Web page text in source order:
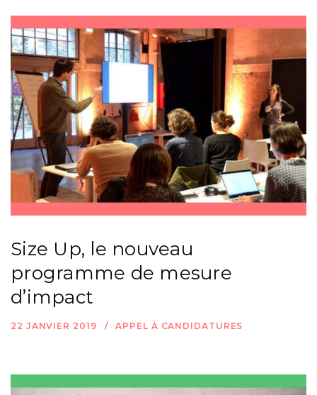
Size Up, le nouveau
programme de mesure
d’impact
22 JANVIER 2019 APPEL À CANDIDATURES